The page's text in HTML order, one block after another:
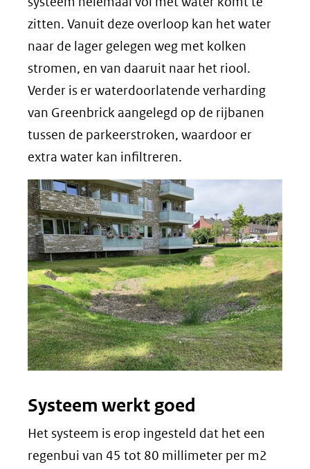
zitten. Vanuit deze overloop kan het water
naar de lager gelegen weg met kolken
stromen, en van daaruit naar het riool.
Verder is er waterdoorlatende verharding
van Greenbrick aangelegd op de rijbanen
tussen de parkeerstroken, waardoor er
extra water kan infiltreren.
Systeem werkt goed
Het systeem is erop ingesteld dat het een
regenbui van 45 tot 80 millimeter per m2